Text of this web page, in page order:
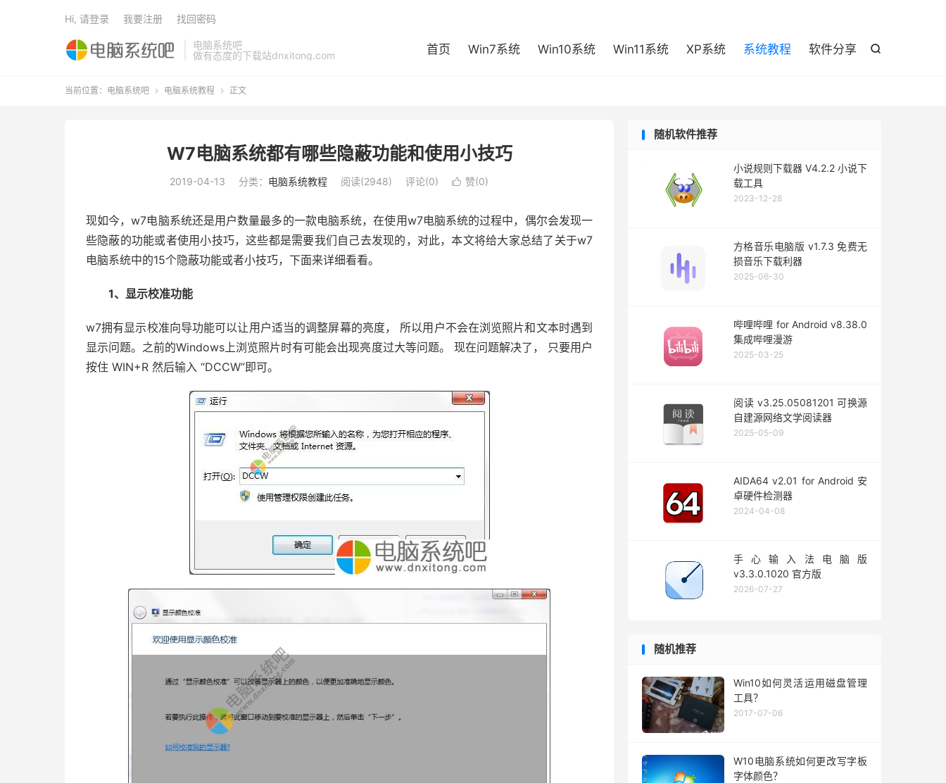
电脑系统吧
做有态度的下载站dnxitong.com

首页 Win7系统 Win10系统 Win11系统 XP系统 系统教程 软件分享
Hi, 请登录 我要注册 找回密码
当前位置： 电脑系统吧  电脑系统教程  正文
W7电脑系统都有哪些隐蔽功能和使用小技巧
2019-04-13 分类： 电脑系统教程 阅读(2948) 评论(0)  赞(0)
现如今，w7电脑系统还是用户数量最多的一款电脑系统，在使用w7电脑系统的过程中，偶尔会发现一
些隐蔽的功能或者使用小技巧，这些都是需要我们自己去发现的，对此，本文将给大家总结了关于w7
电脑系统中的15个隐蔽功能或者小技巧，下面来详细看看。
1、显示校准功能
w7拥有显示校准向导功能可以让用户适当的调整屏幕的亮度， 所以用户不会在浏览照片和文本时遇到
显示问题。之前的Windows上浏览照片时有可能会出现亮度过大等问题。 现在问题解决了， 只要用户
按住 WIN+R 然后输入 “DCCW”即可。
随机软件推荐
小说规则下载器 V4.2.2 小说下
载工具
2023-12-28
方格音乐电脑版 v1.7.3 免费无
损音乐下载利器
2025-06-30
哔哩哔哩 for Android v8.38.0
集成哔哩漫游
2025-03-25
阅读 v3.25.05081201 可换源
自建源网络文学阅读器
2025-05-09
AIDA64 v2.01 for Android 安
卓硬件检测器
2024-04-08
手心输入法电脑版
v3.3.0.1020 官方版
2026-07-27
随机推荐
Win10如何灵活运用磁盘管理
工具？
2017-07-06
W10电脑系统如何更改写字板
字体颜色？